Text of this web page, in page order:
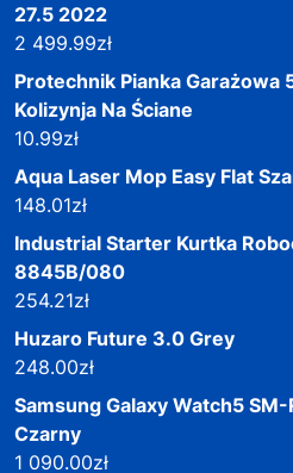
27.5 2022
2 499.99zł
Protechnik Pianka Garażowa
Kolizynja Na Ściane
10.99zł
Aqua Laser Mop Easy Flat
148.01zł
Industrial Starter Kurtka
8845B/080
254.21zł
Huzaro Future 3.0 Grey
248.00zł
Samsung Galaxy Watch5
Czarny
1 090.00zł